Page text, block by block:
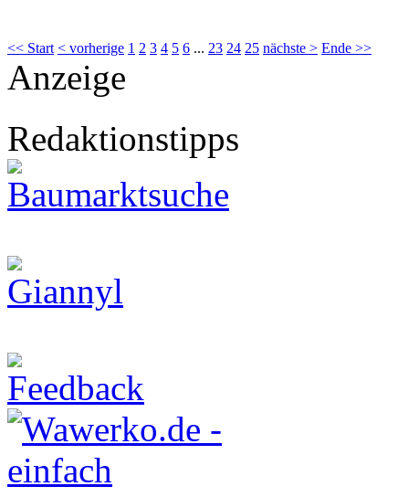
<< Start < vorherige 1 2 3 4 5 6 ... 23 24 25 nächste > Ende >>
Anzeige
Redaktionstipps